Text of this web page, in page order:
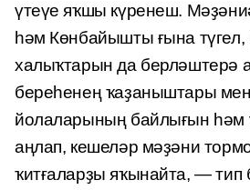
үтеүе яҡшы күренеш.
һәм Көнбайышты ғына түгел,
халыҡтарын да берләштерә
береһенең ҡаҙаныштары
йолаларының байлығын һәм
аңлап, кешеләр мәҙәни
ҡитғаларҙы яҡынайта, — тип